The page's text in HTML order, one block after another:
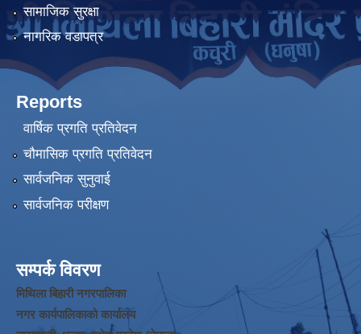
सामाजिक सुरक्षा
नागरिक वडापत्र
Reports
वार्षिक प्रगति प्रतिवेदन
चौमासिक प्रगति प्रतिवेदन
सार्वजनिक सुनुवाई
सार्वजनिक परीक्षण
सम्पर्क विवरण
मिथिला बिहारी नगरपालिका
नगर कार्यपालिकाको कार्यालय